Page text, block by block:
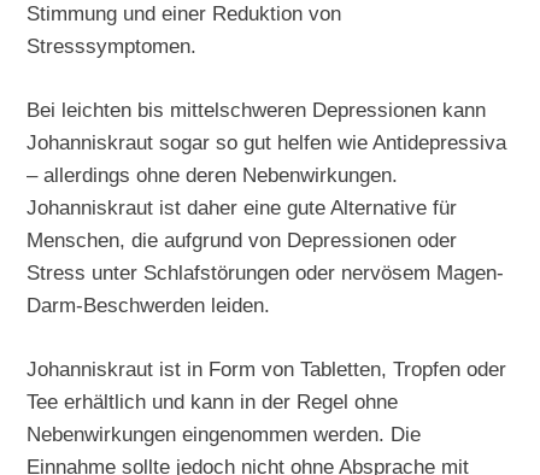
Stimmung und einer Reduktion von
Stresssymptomen.
Bei leichten bis mittelschweren Depressionen kann
Johanniskraut sogar so gut helfen wie Antidepressiva
– allerdings ohne deren Nebenwirkungen.
Johanniskraut ist daher eine gute Alternative für
Menschen, die aufgrund von Depressionen oder
Stress unter Schlafstörungen oder nervösem Magen-
Darm-Beschwerden leiden.
Johanniskraut ist in Form von Tabletten, Tropfen oder
Tee erhältlich und kann in der Regel ohne
Nebenwirkungen eingenommen werden. Die
Einnahme sollte jedoch nicht ohne Absprache mit